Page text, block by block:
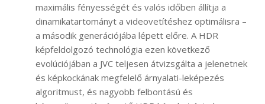
maximális fényességét és valós időben állítja a
dinamikatartományt a videovetítéshez optimálisra –
a második generációjába lépett előre. A HDR
képfeldolgozó technológia ezen következő
evolúciójában a JVC teljesen átvizsgálta a jelenetnek
és képkockának megfelelő árnyalati-leképezés
algoritmust, és nagyobb felbontású és